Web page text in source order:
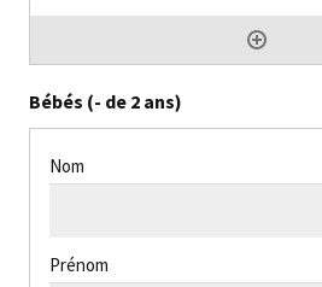
Bébés (- de 2 ans)